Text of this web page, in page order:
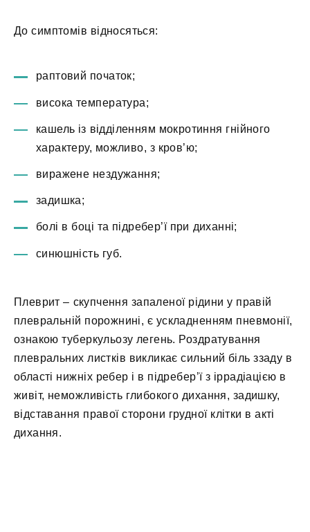
До симптомів відносяться:
раптовий початок;
висока температура;
кашель із відділенням мокротиння гнійного
характеру, можливо, з кров’ю;
виражене нездужання;
задишка;
болі в боці та підребер’ї при диханні;
синюшність губ.
Плеврит – скупчення запаленої рідини у правій
плевральній порожнині, є ускладненням пневмонії,
ознакою туберкульозу легень. Роздратування
плевральних листків викликає сильний біль ззаду в
області нижніх ребер і в підребер’ї з іррадіацією в
живіт, неможливість глибокого дихання, задишку,
відставання правої сторони грудної клітки в акті
дихання.